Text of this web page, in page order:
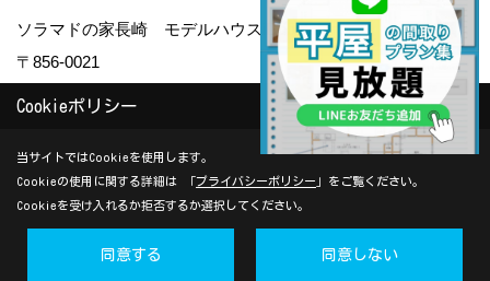
ソラマドの家長崎 モデルハウスiDobata!
〒856-0021
長崎県大村市鬼橋町 238-1
＜営業時間＞9:00～18:00
＜定休日＞水曜日
Cookieポリシー
当サイトではCookieを使用します。
Cookieの使用に関する詳細は 「プライバシーポリシー 」をご覧ください。
Cookieを受け入れるか拒否するか選択してください。
同意する 同意しない